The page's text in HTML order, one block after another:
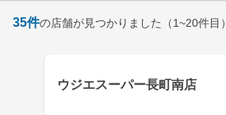
35件の店舗が見つかりました （1~20件目）
ウジエスーパー長町南店